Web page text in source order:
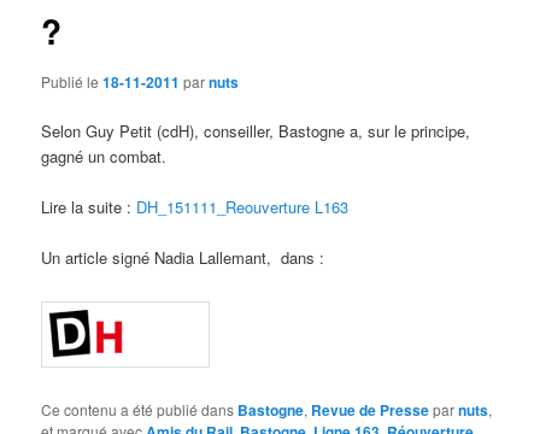
?
Publié le18-11-2011 parnuts
Selon Guy Petit (cdH), conseiller, Bastogne a, sur le principe,
gagné un combat.
Lire la suite : DH_151111_Reouverture L163
Un article signé Nadia Lallemant, dans :
Ce contenu a été publié dans Bastogne, Revue de Presseparnuts,